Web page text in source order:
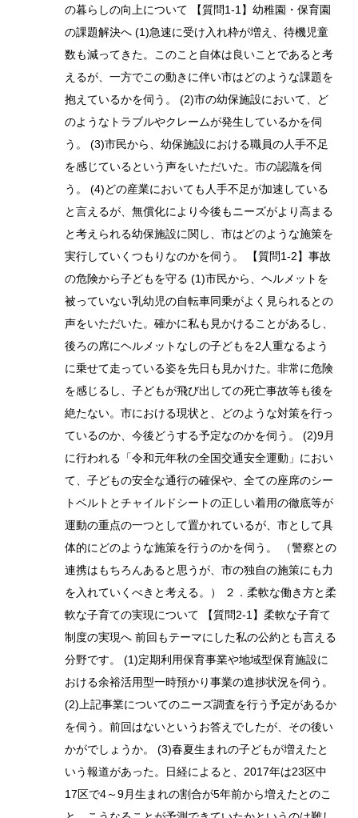
の暮らしの向上について 【質問1-1】幼稚園・保育園
の課題解決へ (1)急速に受け入れ枠が増え、待機児童
数も減ってきた。このこと自体は良いことであると考
えるが、一方でこの動きに伴い市はどのような課題を
抱えているかを伺う。 (2)市の幼保施設において、ど
のようなトラブルやクレームが発生しているかを伺
う。 (3)市民から、幼保施設における職員の人手不足
を感じているという声をいただいた。市の認識を伺
う。 (4)どの産業においても人手不足が加速している
と言えるが、無償化により今後もニーズがより高まる
と考えられる幼保施設に関し、市はどのような施策を
実行していくつもりなのかを伺う。 【質問1-2】事故
の危険から子どもを守る (1)市民から、ヘルメットを
被っていない乳幼児の自転車同乗がよく見られるとの
声をいただいた。確かに私も見かけることがあるし、
後ろの席にヘルメットなしの子どもを2人重なるよう
に乗せて走っている姿を先日も見かけた。非常に危険
を感じるし、子どもが飛び出しての死亡事故等も後を
絶たない。市における現状と、どのような対策を行っ
ているのか、今後どうする予定なのかを伺う。 (2)9月
に行われる「令和元年秋の全国交通安全運動」におい
て、子どもの安全な通行の確保や、全ての座席のシー
トベルトとチャイルドシートの正しい着用の徹底等が
運動の重点の一つとして置かれているが、市として具
体的にどのような施策を行うのかを伺う。 （警察との
連携はもちろんあると思うが、市の独自の施策にも力
を入れていくべきと考える。） ２．柔軟な働き方と柔
軟な子育ての実現について 【質問2-1】柔軟な子育て
制度の実現へ 前回もテーマにした私の公約とも言える
分野です。 (1)定期利用保育事業や地域型保育施設に
おける余裕活用型一時預かり事業の進捗状況を伺う。
(2)上記事業についてのニーズ調査を行う予定があるか
を伺う。前回はないというお答えでしたが、その後い
かがでしょうか。 (3)春夏生まれの子どもが増えたと
いう報道があった。日経によると、2017年は23区中
17区で4～9月生まれの割合が5年前から増えたとのこ